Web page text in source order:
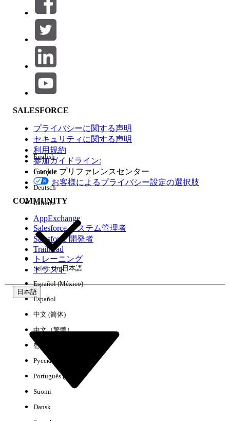
絞り込み条件 (0)
絞り込み条件を選択
製品エリア
機能の影響
エディション
環境
SALESFORCE
プライバシーに関する声明
セキュリティに関する声明
利用規約
参加ガイドライン:
Cookie プリファレンスセンター
お客様によるプライバシー設定の選択肢
COMMUNITY
AppExchange
Salesforce システム管理者
Salesforce 開発者
Trailhead
トレーニング
トラスト
日本語
English
Français
Deutsch
Italiano
Select Org日本語
Español (México)
Español
中文 (简体)
中文（繁體）
한국어
Русский
Português (Brasil)
Suomi
Dansk